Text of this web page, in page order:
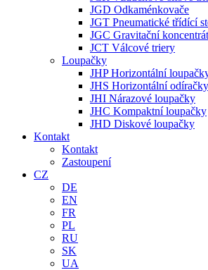
JGD Odkaménkovače
JGT Pneumatické třídící
JGC Gravitační
JCT Válcové triery
Loupačky
JHP Horizontální
JHS Horizontální odíračky
JHI Nárazové loupačky
JHC Kompaktní loupačky
JHD Diskové loupačky
Kontakt
Kontakt
Zastoupení
CZ
DE
EN
FR
PL
RU
SK
UA